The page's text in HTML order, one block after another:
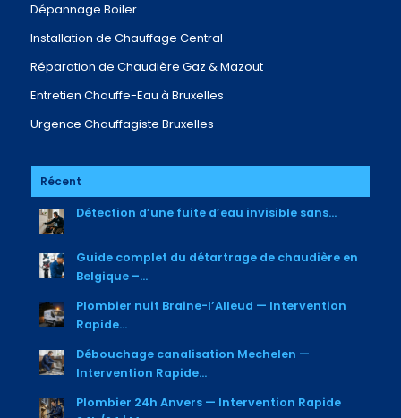
Dépannage Boiler
Installation de Chauffage Central
Réparation de Chaudière Gaz & Mazout
Entretien Chauffe-Eau à Bruxelles
Urgence Chauffagiste Bruxelles
Récent
Détection d’une fuite d’eau invisible sans...
Guide complet du détartrage de chaudière en
Belgique –...
Plombier nuit Braine-l’Alleud — Intervention
Rapide...
Débouchage canalisation Mechelen —
Intervention Rapide...
Plombier 24h Anvers — Intervention Rapide